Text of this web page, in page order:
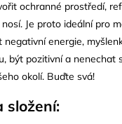
ochranné prostředí,
Je proto ideální pro
energie,
být pozitivní a nenechat
okolí. Buďte svá!
složení: